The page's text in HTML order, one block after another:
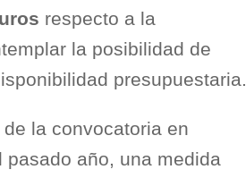
respecto a la
la posibilidad de
presupuestaria.
la convocatoria en
año, una medida